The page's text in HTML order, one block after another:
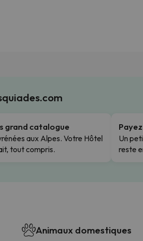
grand catalogue
aux Alpes. Votre Hôtel
tout compris.
Un
reste
Animaux domestiques